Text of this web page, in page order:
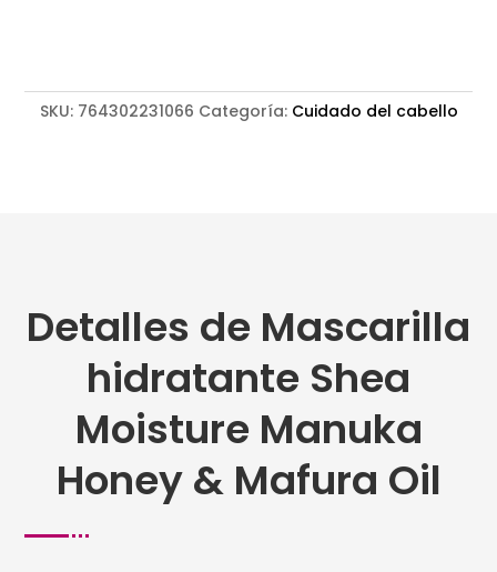
Oil
SKU: 764302231066 Categoría: Cuidado del cabello
Detalles de Mascarilla
hidratante Shea
Moisture Manuka
Honey & Mafura Oil